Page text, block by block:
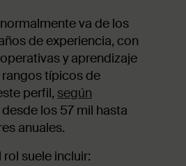
va de los
de experiencia, con
y aprendizaje
típicos de
perfil, según
desde los 57 mil hasta
anuales.
rol suele incluir: